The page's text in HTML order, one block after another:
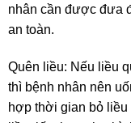
nhân cần được đưa
an toàn.
Quên liều: Nếu liều
thì bệnh nhân nên
hợp thời gian bỏ liều